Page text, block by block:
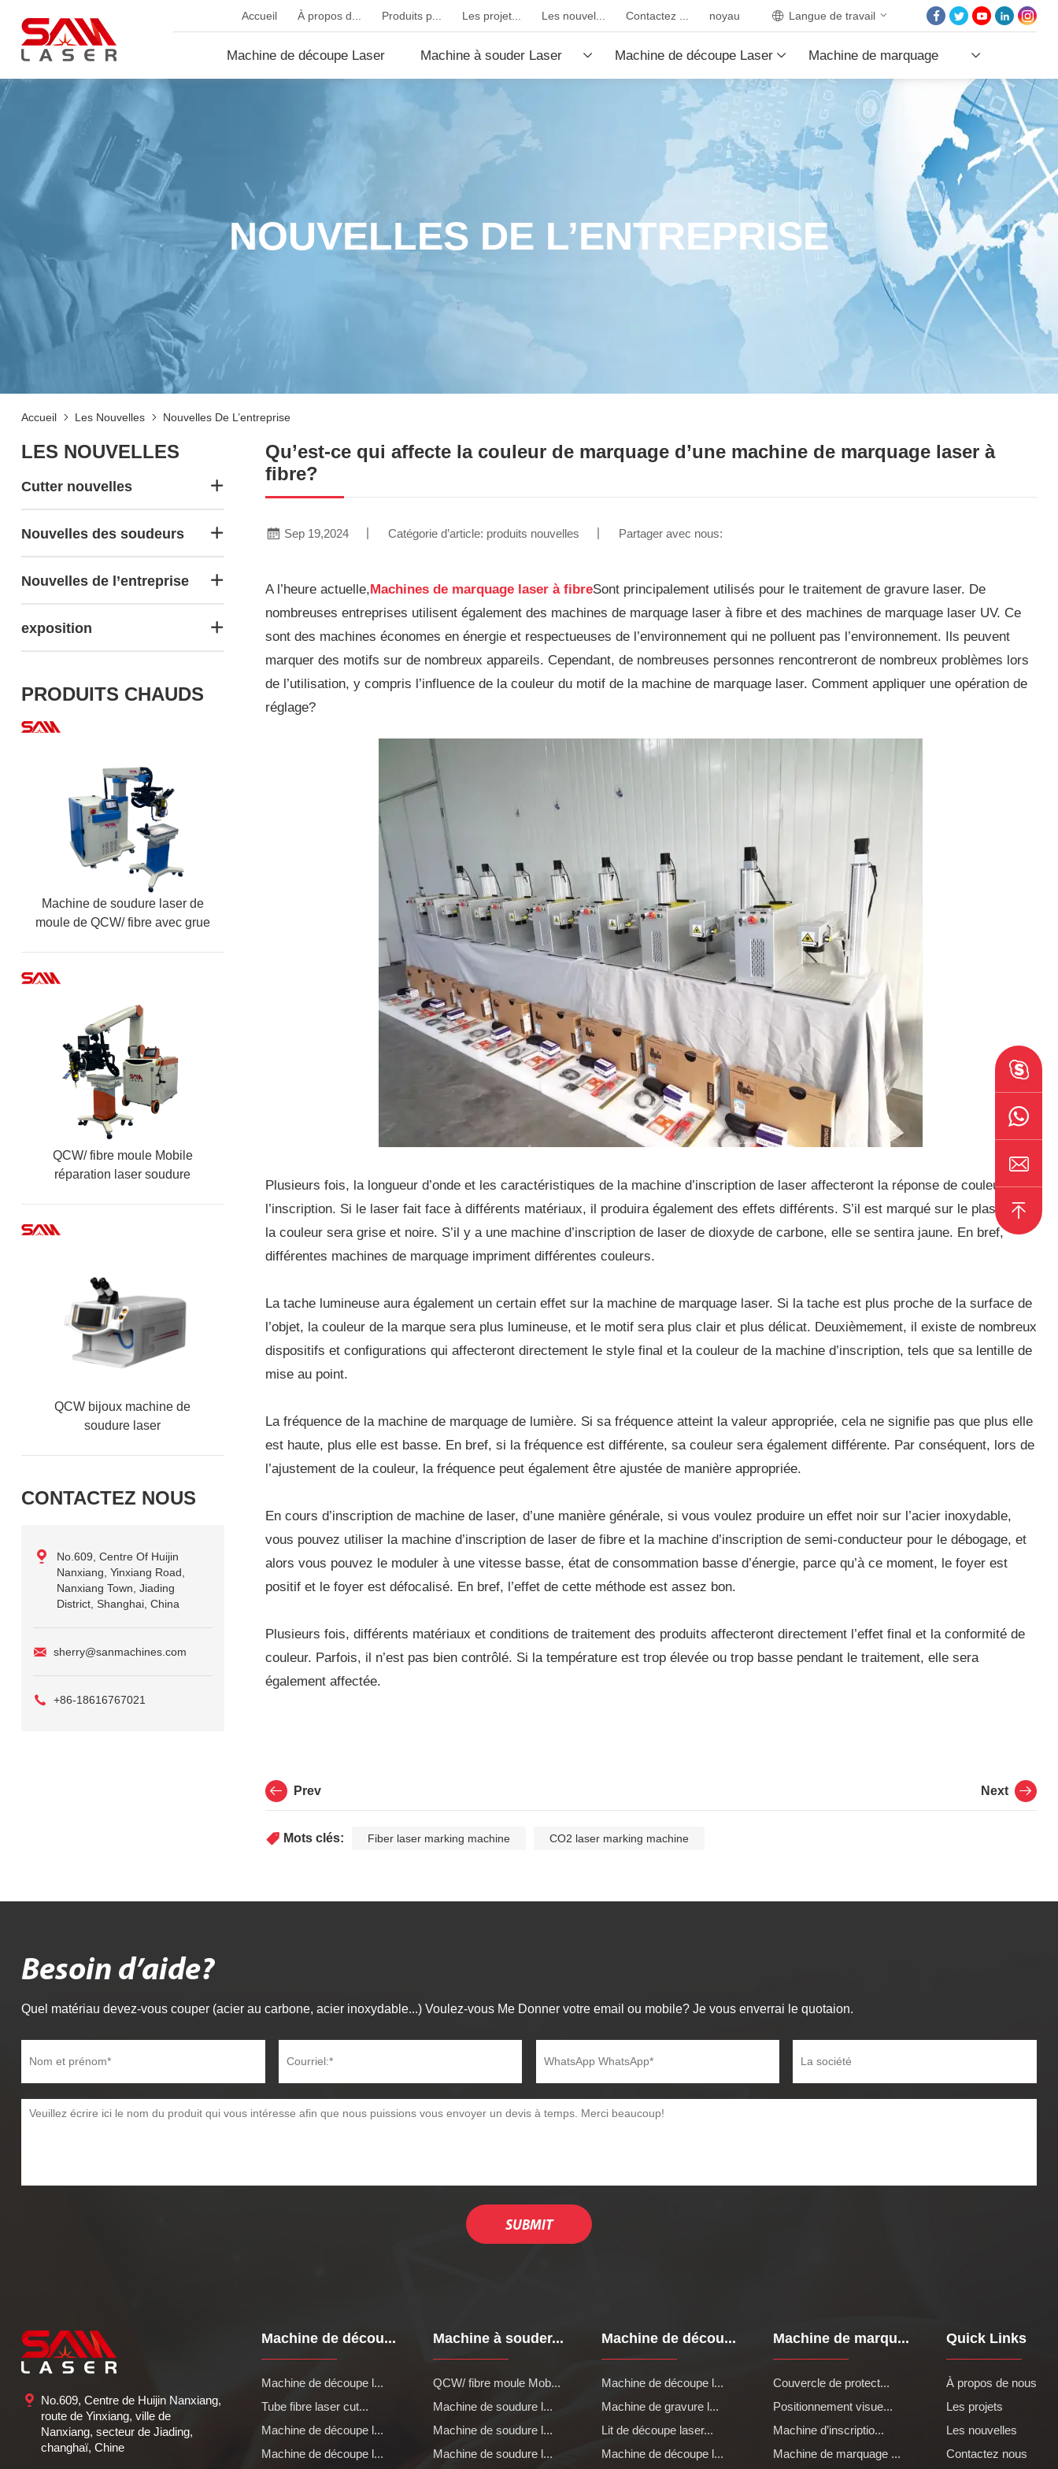
Langue de travail
Accueil À propos d... Produits p... Les projet... Les nouvel... Contactez ... noyau
Machine de découpe Laser Machine à souder Laser Machine de découpe Laser Machine de marquage
Laser
ACCUEIL
À PROPOS DE
PRODUITS
LES PROJETS
LES NOUVELLES
CONTACTEZ NOUS
NOYAU
NOUVELLES DE L’ENTREPRISE
Accueil Les Nouvelles Nouvelles De L’entreprise
LES NOUVELLES
Cutter nouvelles
Nouvelles des soudeurs
Nouvelles de l’entreprise
exposition
PRODUITS CHAUDS
Machine de soudure laser de
moule de QCW/ fibre avec grue
QCW/ fibre moule Mobile
réparation laser soudure
QCW bijoux machine de
soudure laser
CONTACTEZ NOUS
No.609, Centre Of Huijin
Nanxiang, Yinxiang Road,
Nanxiang Town, Jiading
District, Shanghai, China
sherry@sanmachines.com
+86-18616767021
Qu’est-ce qui affecte la couleur de marquage d’une machine de marquage laser à
fibre?
Sep 19,2024 Catégorie d’article: produits nouvelles Partager avec nous:
A l’heure actuelle,Machines de marquage laser à fibreSont principalement utilisés pour le traitement de gravure laser. De
nombreuses entreprises utilisent également des machines de marquage laser à fibre et des machines de marquage laser UV. Ce
sont des machines économes en énergie et respectueuses de l’environnement qui ne polluent pas l’environnement. Ils peuvent
marquer des motifs sur de nombreux appareils. Cependant, de nombreuses personnes rencontreront de nombreux problèmes lors
de l’utilisation, y compris l’influence de la couleur du motif de la machine de marquage laser. Comment appliquer une opération de
réglage?
Plusieurs fois, la longueur d’onde et les caractéristiques de la machine d’inscription de laser affecteront la réponse de couleur de
l’inscription. Si le laser fait face à différents matériaux, il produira également des effets différents. S’il est marqué sur le plastique,
la couleur sera grise et noire. S’il y a une machine d’inscription de laser de dioxyde de carbone, elle se sentira jaune. En bref,
différentes machines de marquage impriment différentes couleurs.
La tache lumineuse aura également un certain effet sur la machine de marquage laser. Si la tache est plus proche de la surface de
l’objet, la couleur de la marque sera plus lumineuse, et le motif sera plus clair et plus délicat. Deuxièmement, il existe de nombreux
dispositifs et configurations qui affecteront directement le style final et la couleur de la machine d’inscription, tels que sa lentille de
mise au point.
La fréquence de la machine de marquage de lumière. Si sa fréquence atteint la valeur appropriée, cela ne signifie pas que plus elle
est haute, plus elle est basse. En bref, si la fréquence est différente, sa couleur sera également différente. Par conséquent, lors de
l’ajustement de la couleur, la fréquence peut également être ajustée de manière appropriée.
En cours d’inscription de machine de laser, d’une manière générale, si vous voulez produire un effet noir sur l’acier inoxydable,
vous pouvez utiliser la machine d’inscription de laser de fibre et la machine d’inscription de semi-conducteur pour le débogage, et
alors vous pouvez le moduler à une vitesse basse, état de consommation basse d’énergie, parce qu’à ce moment, le foyer est
positif et le foyer est défocalisé. En bref, l’effet de cette méthode est assez bon.
Plusieurs fois, différents matériaux et conditions de traitement des produits affecteront directement l’effet final et la conformité de
couleur. Parfois, il n’est pas bien contrôlé. Si la température est trop élevée ou trop basse pendant le traitement, elle sera
également affectée.
Prev Next
Mots clés: Fiber laser marking machine CO2 laser marking machine
Besoin d’aide?
Quel matériau devez-vous couper (acier au carbone, acier inoxydable...) Voulez-vous Me Donner votre email ou mobile? Je vous enverrai le quotaion.
No.609, Centre de Huijin Nanxiang,
route de Yinxiang, ville de
Nanxiang, secteur de Jiading,
changhaï, Chine
Machine de décou...
Machine de découpe l...
Tube fibre laser cut...
Machine de découpe l...
Machine de découpe l...
Machine à souder...
QCW/ fibre moule Mob...
Machine de soudure l...
Machine de soudure l...
Machine de soudure l...
Machine de décou...
Machine de découpe l...
Machine de gravure l...
Lit de découpe laser...
Machine de découpe l...
Machine de marqu...
Couvercle de protect...
Positionnement visue...
Machine d’inscriptio...
Machine de marquage ...
Quick Links
À propos de nous
Les projets
Les nouvelles
Contactez nous